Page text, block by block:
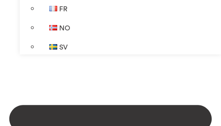
FR
NO
SV